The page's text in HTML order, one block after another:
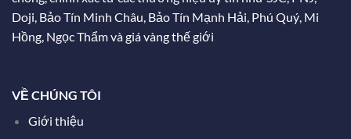
Doji, Bảo Tín Minh Châu, Bảo Tín Mạnh Hải, Phú Quý, Mi
Hồng, Ngọc Thẩm và giá vàng thế giới
VỀ CHÚNG TÔI
Giới thiệu